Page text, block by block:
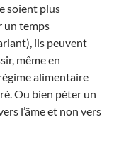
soient plus
un temps
ils peuvent
même en
alimentaire
Ou bien péter un
l’âme et non vers